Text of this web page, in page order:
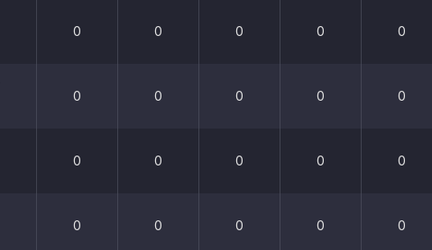
0 0 0 0 0
0 0 0 0 0
0 0 0 0 0
0 0 0 0 0